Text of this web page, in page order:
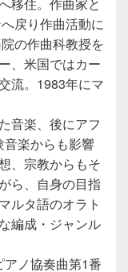
移住。作曲家と
戻り作曲活動に
の作曲科教授を
、米国ではカー
流。1983年にマ
音楽、後にアフ
音楽からも影響
、宗教からもそ
ら、自身の目指
ルタ語のオラト
編成・ジャンル
ノ協奏曲第1番